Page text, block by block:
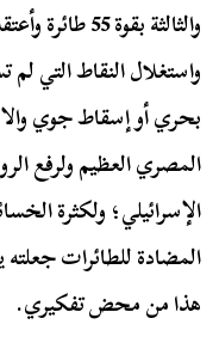
والثالثة
واستغلال النقاط التي
بحري أو إسقاط جوي
المصري العظيم ولرفع
الإسرائيلي؛ ولكثرة
المضادة للطائرات جعلته
هذا من محض تفكيري.